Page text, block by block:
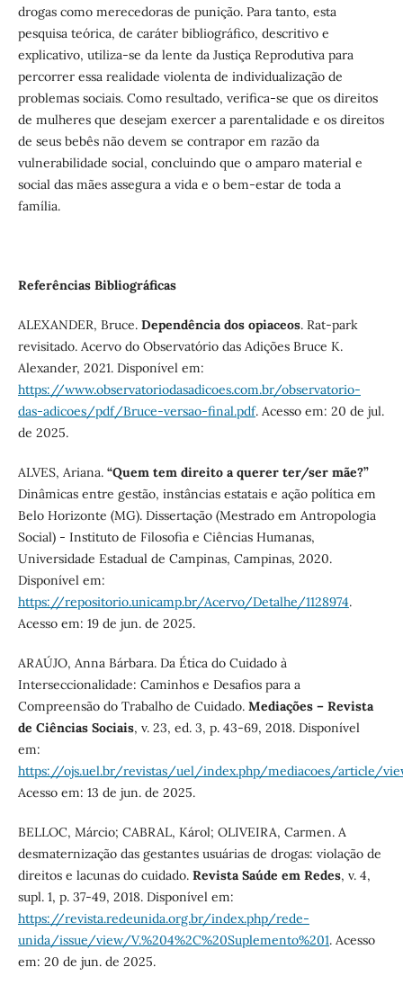
drogas como merecedoras de punição. Para tanto, esta
pesquisa teórica, de caráter bibliográfico, descritivo e
explicativo, utiliza-se da lente da Justiça Reprodutiva para
percorrer essa realidade violenta de individualização de
problemas sociais. Como resultado, verifica-se que os direitos
de mulheres que desejam exercer a parentalidade e os direitos
de seus bebês não devem se contrapor em razão da
vulnerabilidade social, concluindo que o amparo material e
social das mães assegura a vida e o bem-estar de toda a
família.
Referências Bibliográficas
ALEXANDER, Bruce. Dependência dos opiaceos. Rat-park
revisitado. Acervo do Observatório das Adições Bruce K.
Alexander, 2021. Disponível em:
https://www.observatoriodasadicoes.com.br/observatorio-
das-adicoes/pdf/Bruce-versao-final.pdf. Acesso em: 20 de jul.
de 2025.
ALVES, Ariana. “Quem tem direito a querer ter/ser mãe?”
Dinâmicas entre gestão, instâncias estatais e ação política em
Belo Horizonte (MG). Dissertação (Mestrado em Antropologia
Social) - Instituto de Filosofia e Ciências Humanas,
Universidade Estadual de Campinas, Campinas, 2020.
Disponível em:
https://repositorio.unicamp.br/Acervo/Detalhe/1128974.
Acesso em: 19 de jun. de 2025.
ARAÚJO, Anna Bárbara. Da Ética do Cuidado à
Interseccionalidade: Caminhos e Desafios para a
Compreensão do Trabalho de Cuidado. Mediações – Revista
de Ciências Sociais, v. 23, ed. 3, p. 43-69, 2018. Disponível
em:
https://ojs.uel.br/revistas/uel/index.php/mediacoes/article/
Acesso em: 13 de jun. de 2025.
BELLOC, Márcio; CABRAL, Károl; OLIVEIRA, Carmen. A
desmaternização das gestantes usuárias de drogas: violação de
direitos e lacunas do cuidado. Revista Saúde em Redes, v. 4,
supl. 1, p. 37-49, 2018. Disponível em:
https://revista.redeunida.org.br/index.php/rede-
unida/issue/view/V.%204%2C%20Suplemento%201. Acesso
em: 20 de jun. de 2025.